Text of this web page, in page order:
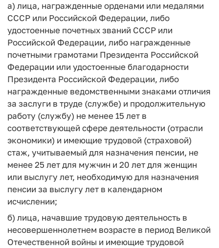
а) лица, награжденные орденами или медалями
СССР или Российской Федерации, либо
удостоенные почетных званий СССР или
Российской Федерации, либо награжденные
почетными грамотами Президента Российской
Федерации или удостоенные благодарности
Президента Российской Федерации, либо
награжденные ведомственными знаками отличия
за заслуги в труде (службе) и продолжительную
работу (службу) не менее 15 лет в
соответствующей сфере деятельности (отрасли
экономики) и имеющие трудовой (страховой)
стаж, учитываемый для назначения пенсии, не
менее 25 лет для мужчин и 20 лет для женщин
или выслугу лет, необходимую для назначения
пенсии за выслугу лет в календарном
исчислении;
б) лица, начавшие трудовую деятельность в
несовершеннолетнем возрасте в период Великой
Отечественной войны и имеющие трудовой